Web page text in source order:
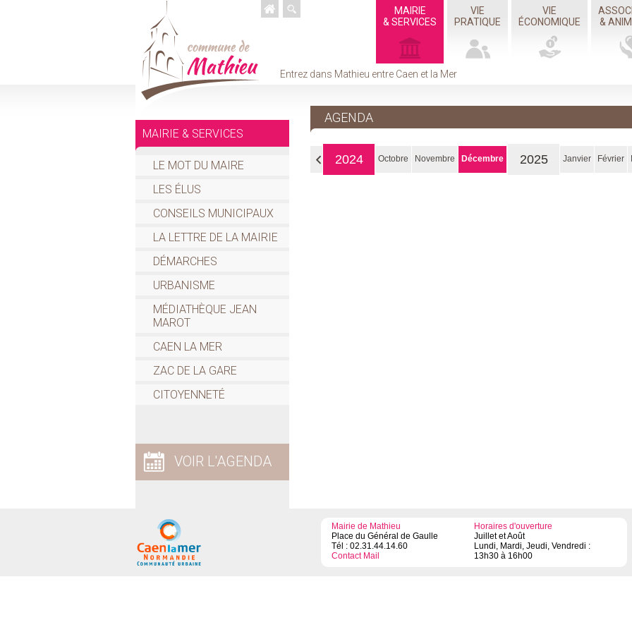
MAIRIE
& SERVICES
VIE
PRATIQUE
VIE
ÉCONOMIQUE
&
Entrez dans Mathieu entre Caen et la Mer
MAIRIE & SERVICES
LE MOT DU MAIRE
LES ÉLUS
CONSEILS MUNICIPAUX
LA LETTRE DE LA MAIRIE
DÉMARCHES
URBANISME
MÉDIATHÈQUE JEAN
MAROT
CAEN LA MER
ZAC DE LA GARE
CITOYENNETÉ
VOIR L'AGENDA
AGENDA
2024 Octobre Novembre Décembre 2025 Janvier Février
Mairie de Mathieu
Place du Général de Gaulle
Tél : 02.31.44.14.60
Contact Mail
Horaires d'ouverture
Juillet et Août
Lundi, Mardi, Jeudi, Vendredi :
13h30 à 16h00